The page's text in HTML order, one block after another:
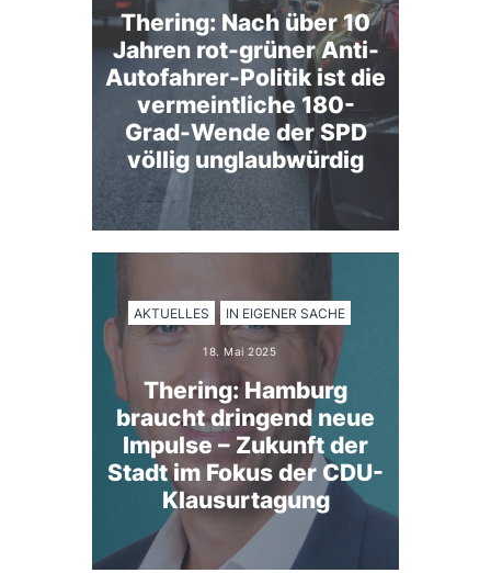
Thering: Nach über 10
Jahren rot-grüner Anti-
Autofahrer-Politik ist die
vermeintliche 180-
Grad-Wende der SPD
völlig unglaubwürdig
AKTUELLES IN EIGENER SACHE
18. Mai 2025
Thering: Hamburg
braucht dringend neue
Impulse – Zukunft der
Stadt im Fokus der CDU-
Klausurtagung